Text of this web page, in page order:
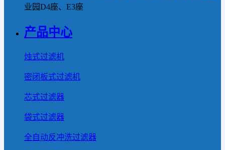
业园D4座、E3座
产品中心
烛式过滤机
密闭板式过滤机
芯式过滤器
袋式过滤器
全自动反冲洗过滤器